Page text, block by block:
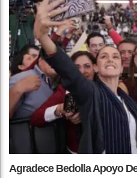
Agradece Bedolla Apoyo